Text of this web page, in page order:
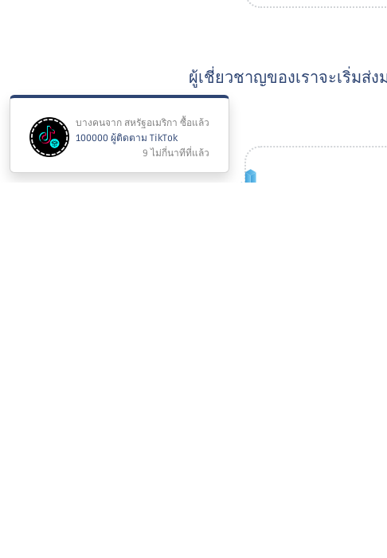
ผู้เชี่ยวชาญของเราจะเริ่ม
บางคนจาก สหรัฐอเมริกา ซื้อแล้ว
100000 ผู้ติดตาม TikTok
9 ไม่กี่นาทีที่แล้ว